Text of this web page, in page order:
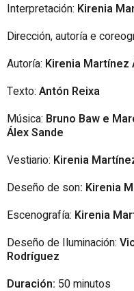
Interpretación: Kirenia
Dirección, autoría e
Autoría: Kirenia Martínez
Texto: Antón Reixa
Música: Bruno Baw e
Álex Sande
Vestiario: Kirenia
Deseño de son: Kirenia
Escenografía: Kirenia
Deseño de Iluminación:
Rodríguez
Duración: 50 minutos